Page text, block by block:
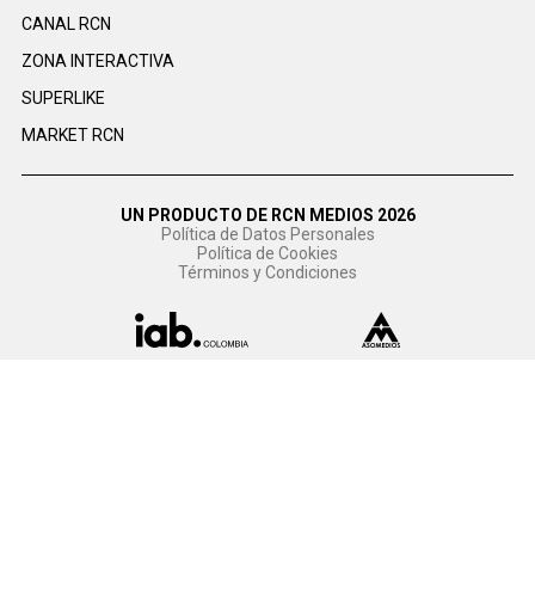
CANAL RCN
ZONA INTERACTIVA
SUPERLIKE
MARKET RCN
UN PRODUCTO DE RCN MEDIOS 2026
Política de Datos Personales
Política de Cookies
Términos y Condiciones